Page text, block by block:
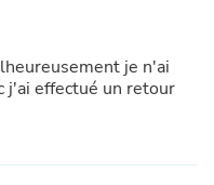
je n'ai
j'ai effectué un retour